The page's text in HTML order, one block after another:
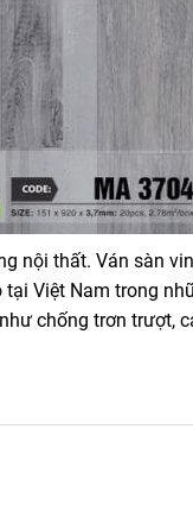
nội thất. Ván sàn
Việt Nam trong
chống trơn trượt,